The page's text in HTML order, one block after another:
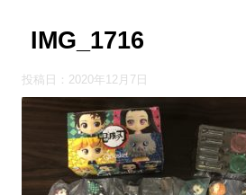
IMG_1716
投稿日： 2020年12月7日